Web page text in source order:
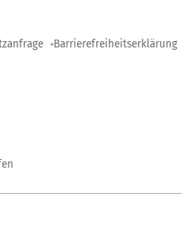
Barrierefreiheitserklärung